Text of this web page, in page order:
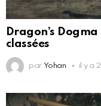
Dragon’s
classées
par Yohan il y a